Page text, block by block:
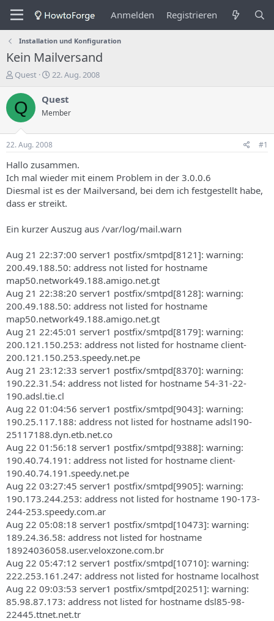
Anmelden Registrieren
Installation und Konfiguration
Kein Mailversand
E
s
t
e
e
r
d
e
s
T
e
s
Quest
E
s
e
l
u
n
s
d
a
u
22. Aug. 2008
Q Quest
Member
22. Aug. 2008 #1
Hallo zusammen.
Ich mal wieder mit einem Problem in der 3.0.0.6
Diesmal ist es der Mailversand, bei dem ich festgestellt habe,
dass er streikt.
Ein kurzer Auszug aus /var/log/mail.warn
Aug 21 22:37:00 server1 postfix/smtpd[8121]: warning:
200.49.188.50: address not listed for hostname
map50.network49.188.amigo.net.gt
Aug 21 22:38:20 server1 postfix/smtpd[8128]: warning:
200.49.188.50: address not listed for hostname
map50.network49.188.amigo.net.gt
Aug 21 22:45:01 server1 postfix/smtpd[8179]: warning:
200.121.150.253: address not listed for hostname client-
200.121.150.253.speedy.net.pe
Aug 21 23:12:33 server1 postfix/smtpd[8370]: warning:
190.22.31.54: address not listed for hostname 54-31-22-
190.adsl.tie.cl
Aug 22 01:04:56 server1 postfix/smtpd[9043]: warning:
190.25.117.188: address not listed for hostname adsl190-
25117188.dyn.etb.net.co
Aug 22 01:56:18 server1 postfix/smtpd[9388]: warning:
190.40.74.191: address not listed for hostname client-
190.40.74.191.speedy.net.pe
Aug 22 03:27:45 server1 postfix/smtpd[9905]: warning:
190.173.244.253: address not listed for hostname 190-173-
244-253.speedy.com.ar
Aug 22 05:08:18 server1 postfix/smtpd[10473]: warning:
189.24.36.58: address not listed for hostname
18924036058.user.veloxzone.com.br
Aug 22 05:47:12 server1 postfix/smtpd[10710]: warning:
222.253.161.247: address not listed for hostname localhost
Aug 22 09:03:53 server1 postfix/smtpd[20251]: warning:
85.98.87.173: address not listed for hostname dsl85-98-
22445.ttnet.net.tr